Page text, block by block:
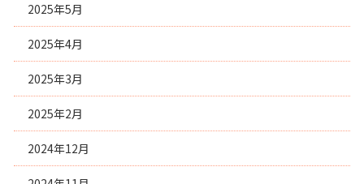
2025年5月
2025年4月
2025年3月
2025年2月
2024年12月